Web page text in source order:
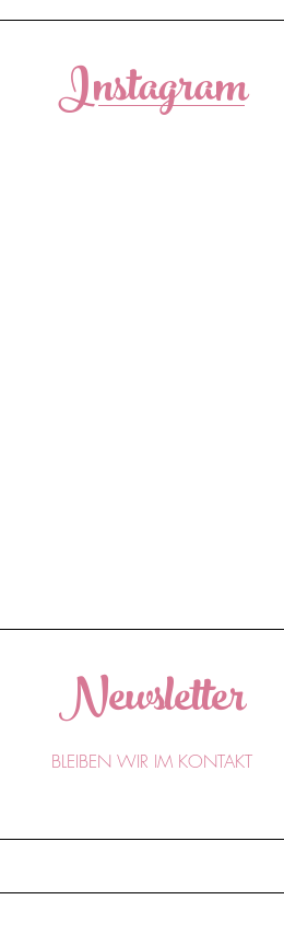
Instagram
Newsletter
BLEIBEN WIR IM KONTAKT